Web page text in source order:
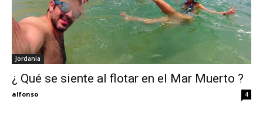
My
Jordania
¿ Qué se siente al flotar en el Mar Muerto ?
alfonso 4